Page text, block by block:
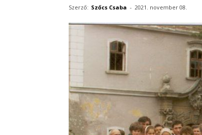
Szerző: Szőcs Csaba - 2021. november 08.